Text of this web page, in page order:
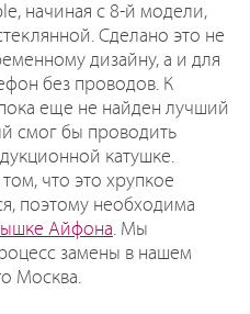
начиная с 8-й модели,
Сделано это не
дизайну, а и для
без проводов. К
еще не найден лучший
смог бы проводить
катушке.
что это хрупкое
поэтому необходима
Айфона. Мы
замены в нашем
Москва.